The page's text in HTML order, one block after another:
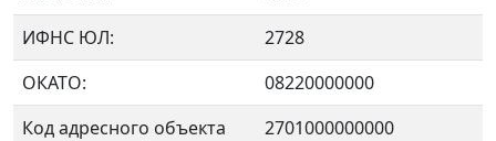
ИФНС ЮЛ:
2728
ОКАТО:
08220000000
Код адресного объекта
2701000000000